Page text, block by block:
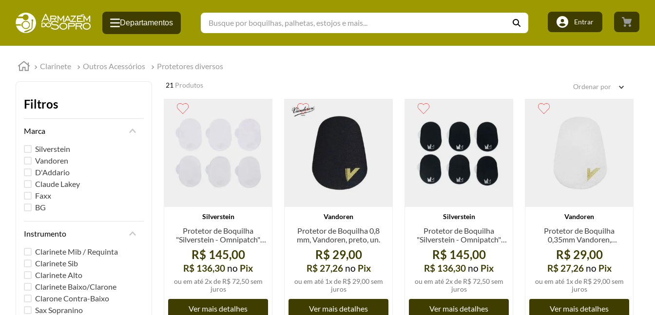
Busque por boquilhas, palhetas, estojos e mais...
Entrar
Clarinete Outros Acessórios Protetores diversos
Filtros
Marca
Silverstein
Vandoren
D'Addario
Claude Lakey
Faxx
BG
Instrumento
Clarinete Mib / Requinta
Clarinete Sib
Clarinete Alto
Clarinete Baixo/Clarone
Clarone Contra-Baixo
Sax Sopranino
21 Produtos Ordenar por
Silverstein
Protetor de Boquilha
"Silverstein - Omnipatch",
0,35 ou 0,8mm,
transparente, kit 6 un.
R$ 145,00
R$ 136,30 no Pix
ou em até 2x de R$ 72,50sem
juros
Ver mais detalhes
Vandoren
Protetor de Boquilha 0,8
mm, Vandoren, preto, un.
R$ 29,00
R$ 27,26 no Pix
ou em até 1x de R$ 29,00sem
juros
Ver mais detalhes
Silverstein
Protetor de Boquilha
"Silverstein - Omnipatch",
0,35 ou 0,8mm, preto, kit 6
un.
R$ 145,00
R$ 136,30 no Pix
ou em até 2x de R$ 72,50sem
juros
Ver mais detalhes
Vandoren
Protetor de Boquilha
0,35mm Vandoren,
transparente, largo, un.
R$ 29,00
R$ 27,26 no Pix
ou em até 1x de R$ 29,00sem
juros
Ver mais detalhes